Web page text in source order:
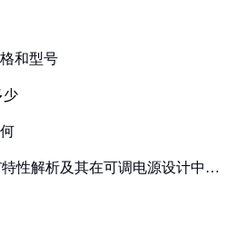
和型号
少
性解析及其在可调电源设计中的